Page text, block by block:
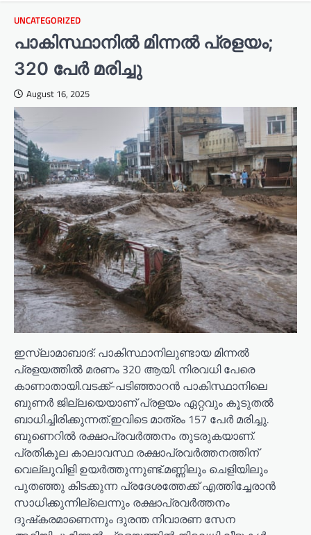
UNCATEGORIZED
പാകിസ്ഥാനില്‍ മിന്നല്‍ പ്രളയം;
320 പേര്‍ മരിച്ചു
August 16, 2025
ഇസ്ലാമാബാദ്: പാകിസ്ഥാനിലുണ്ടായ മിന്നല്‍
പ്രളയത്തില്‍ മരണം 320 ആയി. നിരവധി പേരെ
കാണാതായി.വടക്ക്-പടിഞ്ഞാറന്‍ പാകിസ്ഥാനിലെ
ബുണര്‍ ജില്ലയെയാണ് പ്രളയം ഏറ്റവും കൂടുതല്‍
ബാധിച്ചിരിക്കുന്നത്.ഇവിടെ മാത്രം 157 പേര്‍ മരിച്ചു.
ബുണെറില്‍ രക്ഷാപ്രവര്‍ത്തനം തുടരുകയാണ്.
പ്രതികൂല കാലാവസ്ഥ രക്ഷാപ്രവര്‍ത്തനത്തിന്
വെല്ലുവിളി ഉയര്‍ത്തുന്നുണ്ട്.മണ്ണിലും ചെളിയിലും
പുതഞ്ഞു കിടക്കുന്ന പ്രദേശത്തേക്ക് എത്തിച്ചേരാന്‍
സാധിക്കുന്നില്ലെന്നും രക്ഷാപ്രവര്‍ത്തനം
ദുഷ്‌കരമാണെന്നും ദുരന്ത നിവാരണ സേന